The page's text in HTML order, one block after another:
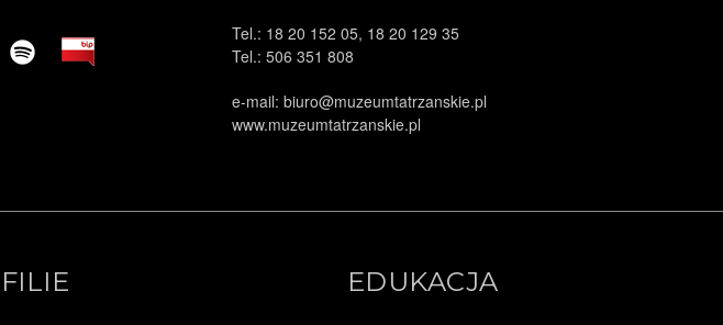
Tel.: 18 20 152 05, 18 20 129 35
Tel.: 506 351 808
e-mail: biuro@muzeumtatrzanskie.pl
www.muzeumtatrzanskie.pl
FILIE EDUKACJA